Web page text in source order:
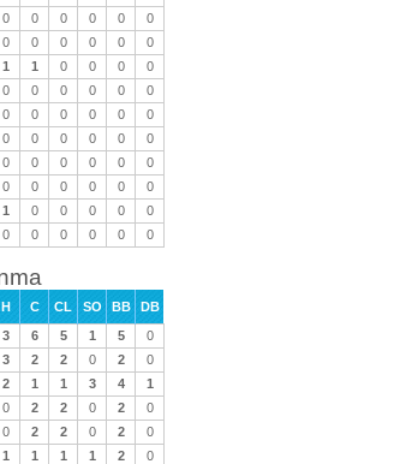
0 0 0 0 0
0
0 0 0 0 0
0
1 1 0 0 0
0
0 0 0 0 0
0
0 0 0 0 0
0
0 0 0 0 0
0
0 0 0 0 0
0
0 0 0 0 0
0
1 0 0 0 0
0
0 0 0 0 0 0
H C CL SO BB
DB
3 6 5 1 5
0
3 2 2 0 2
0
2 1 1 3 4
1
0 2 2 0 2
0
0 2 2 0 2
0
1 1 1 1 2
0